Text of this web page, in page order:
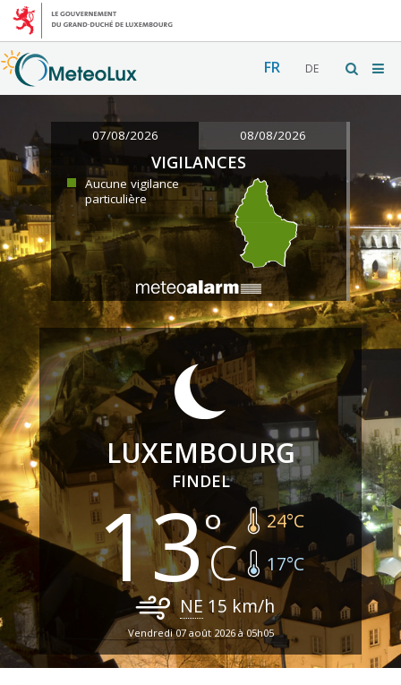
FR DE
07/08/2026 08/08/2026
VIGILANCES
Aucune vigilance
particulière
LUXEMBOURG
FINDEL
13 24°C
17°C
NE 15 km/h
Vendredi 07 août 2026 à 05h05